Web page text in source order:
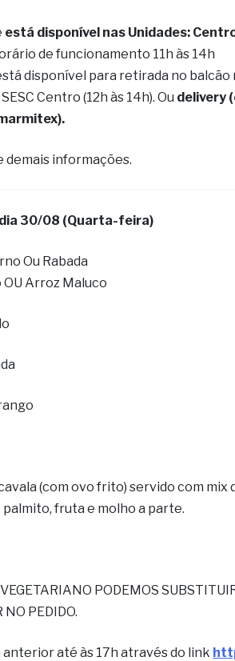
está disponível nas Unidades:
de funcionamento 11h às 14h
disponível para retirada no balcão
Centro (12h às 14h). Ou delivery
demais informações.
30/08 (Quarta-feira)
Ou Rabada
Arroz Maluco
(com ovo frito) servido com mix
fruta e molho a parte.
PODEMOS
PEDIDO.
anterior até às 17h através do link